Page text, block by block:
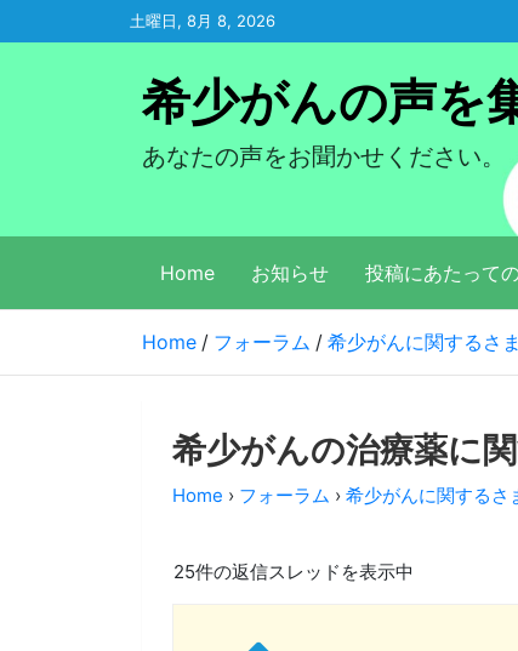
to
土曜日, 8月 8, 2026
希少がんの声を
あなたの声をお聞かせください。
Home お知らせ 投稿にあたって
Home フォーラム 希少がんに関するさ
希少がんの治療薬に
Home › フォーラム › 希少がんに関するさ
25件の返信スレッドを表示中